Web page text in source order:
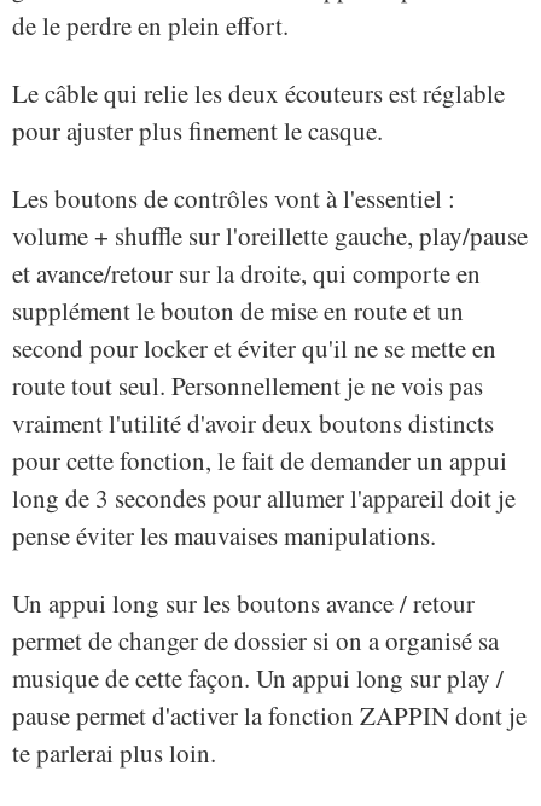
de le perdre en plein effort.
Le câble qui relie les deux écouteurs est réglable
pour ajuster plus finement le casque.
Les boutons de contrôles vont à l'essentiel :
volume + shuffle sur l'oreillette gauche, play/pause
et avance/retour sur la droite, qui comporte en
supplément le bouton de mise en route et un
second pour locker et éviter qu'il ne se mette en
route tout seul. Personnellement je ne vois pas
vraiment l'utilité d'avoir deux boutons distincts
pour cette fonction, le fait de demander un appui
long de 3 secondes pour allumer l'appareil doit je
pense éviter les mauvaises manipulations.
Un appui long sur les boutons avance / retour
permet de changer de dossier si on a organisé sa
musique de cette façon. Un appui long sur play /
pause permet d'activer la fonction ZAPPIN dont je
te parlerai plus loin.